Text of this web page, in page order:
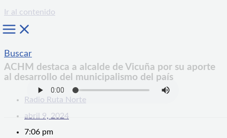
Ir al contenido
Buscar
ACHM destaca a alcalde de Vicuña por su aporte
al desarrollo del municipalismo del país
Radio Ruta Norte
abril 9, 2024
7:06 pm